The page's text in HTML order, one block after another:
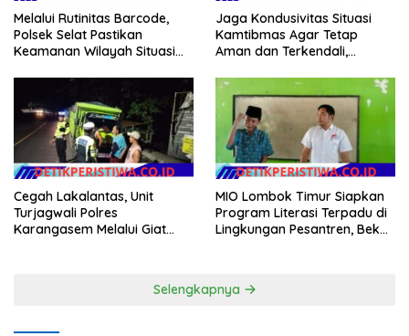
Melalui Rutinitas Barcode,
Polsek Selat Pastikan
Keamanan Wilayah Situasi
Jaga Kondusivitas Situasi
Kamtibmas Agar Tetap
Aman dan Terkendali,
Gelar Patroli Dialogis
Cegah Lakalantas, Unit
Turjagwali Polres
Karangasem Melalui Giat
MIO Lombok Timur Siapkan
Program Literasi Terpadu di
Lingkungan Pesantren, Bekali
Selengkapnya